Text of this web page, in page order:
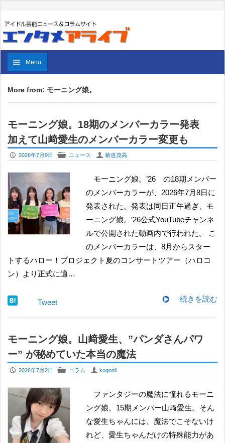
Menu
More from: モーニング娘。
モーニング娘。18期のメンバーカラー発表
加えて山﨑愛生のメンバーカラー変更も
P 2026年7月9日 F ニュース U 椿道茂高
モーニング娘。’26 の18期メンバー
のメンバーカラーが、2026年7月8日に
発表された。発表は同日正午過ぎ、モ
ーニング娘。’26公式YouTubeチャンネ
ルで公開された動画内で行われた。 こ
のメンバーカラーは、8月からスター
トするハロー！プロジェクト夏のコンサートツアー（ハロコ
ン）より正式に適…
続きを読む
Tweet
モーニング娘。山﨑愛生、”パンダさんパワ
ー” が秘めていた本当の魔法
P 2026年7月2日 F コラム U kogonil
ファンタジーの魔法に憧れるモーニ
ング娘。15期メンバー山﨑愛生。そん
な愛生ちゃんには、魔法でこそないけ
れど、愛生ちゃんだけの特殊能力があ